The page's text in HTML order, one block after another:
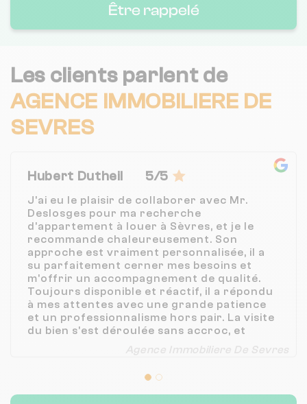
Être rappelé
Les clients parlent de
AGENCE IMMOBILIERE DE
SEVRES
Hubert Dutheil 5/5
J'ai eu le plaisir de collaborer avec Mr.
Deslosges pour ma recherche
d'appartement à louer à Sèvres, et je le
recommande chaleureusement. Son
approche est vraiment personnalisée, il a
su parfaitement cerner mes besoins et
m'offrir un accompagnement de qualité.
Toujours disponible et réactif, il a répondu
à mes attentes avec une grande patience
et un professionnalisme hors pair. La visite
du bien s'est déroulée sans accroc, et
satisfaire ses clients. Merci Mr Desloges
pour votre aide précieuse !
Agence Immobiliere De Sevres